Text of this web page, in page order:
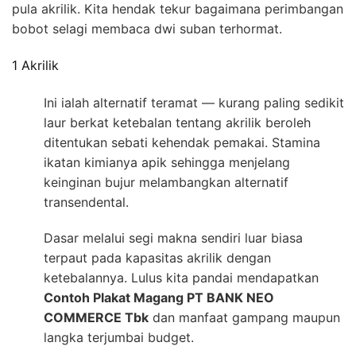
pula akrilik. Kita hendak tekur bagaimana perimbangan
bobot selagi membaca dwi suban terhormat.
1 Akrilik
Ini ialah alternatif teramat — kurang paling sedikit
laur berkat ketebalan tentang akrilik beroleh
ditentukan sebati kehendak pemakai. Stamina
ikatan kimianya apik sehingga menjelang
keinginan bujur melambangkan alternatif
transendental.
Dasar melalui segi makna sendiri luar biasa
terpaut pada kapasitas akrilik dengan
ketebalannya. Lulus kita pandai mendapatkan
Contoh Plakat Magang PT BANK NEO
COMMERCE Tbk dan manfaat gampang maupun
langka terjumbai budget.